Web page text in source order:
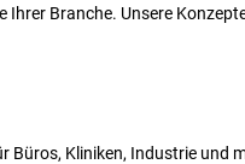
Branche. Unsere
Büros, Kliniken, Industrie und